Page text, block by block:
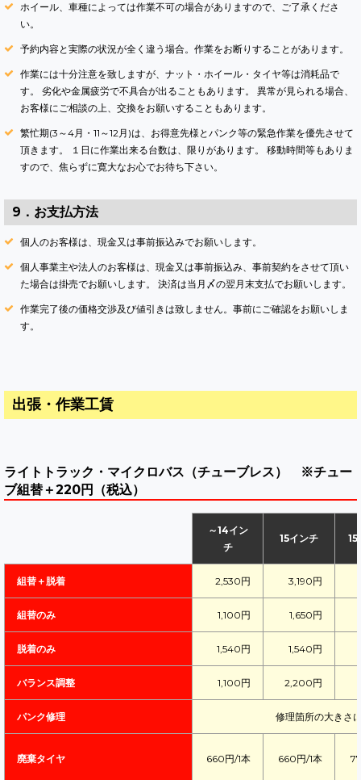
ホイール、車種によっては作業不可の場合がありますので、ご了承くださ
い。
予約内容と実際の状況が全く違う場合。作業をお断りすることがあります。
作業には十分注意を致しますが、ナット・ホイール・タイヤ等は消耗品で
す。 劣化や金属疲労で不具合が出ることもあります。 異常が見られる場合、
お客様にご相談の上、交換をお願いすることもあります。
繁忙期(3～4月・11～12月)は、お得意先様とパンク等の緊急作業を優先させて
頂きます。 １日に作業出来る台数は、限りがあります。 移動時間等もありま
すので、焦らずに寛大なお心でお待ち下さい。
9．お支払方法
個人のお客様は、現金又は事前振込みでお願いします。
個人事業主や法人のお客様は、現金又は事前振込み、事前契約をさせて頂い
た場合は掛売でお願いします。 決済は当月〆の翌月末支払でお願いします。
作業完了後の価格交渉及び値引きは致しません。事前にご確認をお願いしま
す。
出張・作業工賃
ライトトラック・マイクロバス（チューブレス） ※チュー
ブ組替＋220円（税込）
～14イン
チ
15インチ
組替＋脱着 2,530円 3,190円
組替のみ 1,100円 1,650円
脱着のみ 1,540円 1,540円
バランス調整 1,100円 2,200円
パンク修理 修理箇所の大きさ
廃棄タイヤ 660円/1本 660円/1本